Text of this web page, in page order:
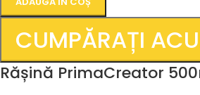
CUMPĂRAȚI
Rășină PrimaCreator